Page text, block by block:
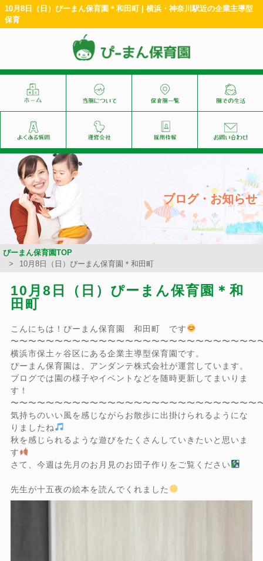
10月8日（日）ぴーまん保育園＊和田町 | 横浜・神奈川駅近の企業主導型
保育
ブログ・お知らせ
ぴーまん保育園TOP
10月8日（日）ぴーまん保育園＊和田町
10月8日（日）ぴーまん保育園＊和
田町
こんにちは！ぴーまん保育園 和田町 です
〜〜〜〜〜〜〜〜〜〜〜〜〜〜〜〜〜〜〜〜〜〜〜〜〜〜〜〜
横浜市保土ヶ谷区にある企業主導型保育園です。
ぴーまん保育園は、アンダンテ株式会社が運営しています。
ブログでは園の様子やイベントなどを随時更新してまいりま
す！
〜〜〜〜〜〜〜〜〜〜〜〜〜〜〜〜〜〜〜〜〜〜〜〜〜〜〜〜
気持ちのいい風を感じながらお散歩に出掛けられるようにな
りましたね
秋を感じられるような遊びをたくさんしていきたいと思いま
す
さて、今週は先月のお月見のお団子作りをご覧ください
先生が十五夜の絵本を読んでくれました